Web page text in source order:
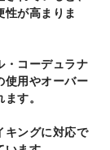
が高まりま
・コーデュラナ
使用やオーバー
す。
キングに対応で